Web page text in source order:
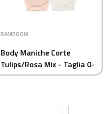
BAMBOOM
Body Maniche Corte
Tulips/Rosa Mix - Taglia 0-
1 Mese - 2 Pezzi Rosa e